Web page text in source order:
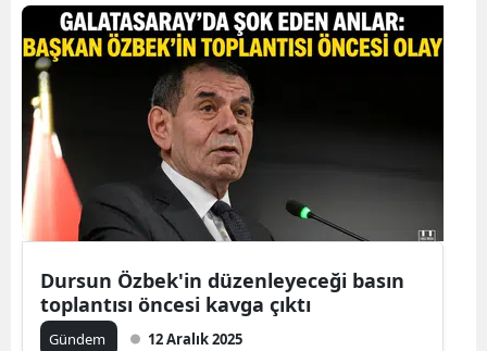
Dursun Özbek'in düzenleyeceği basın
toplantısı öncesi kavga çıktı
Gündem 12 Aralık 2025